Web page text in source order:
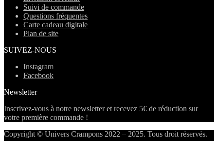
Suivi de commande
Questions fréquentes
Carte cadeau digitale
Plan de site
SUIVEZ-NOUS
Instagram
Facebook
Newsletter
Inscrivez-vous à notre newsletter et recevez 5€ de réduction sur
votre première commande !
Copyright © Univers Crampons 2022 – 2025. Tous droit réservés.